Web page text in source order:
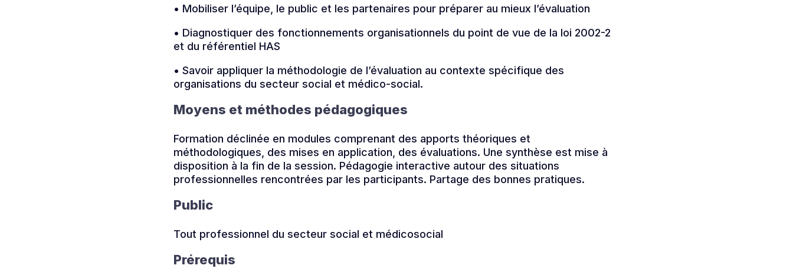
• Mobiliser l’équipe, le public et les partenaires pour préparer au mieux l’évaluation
• Diagnostiquer des fonctionnements organisationnels du point de vue de la loi 2002-2
et du référentiel HAS
• Savoir appliquer la méthodologie de l’évaluation au contexte spécifique des
organisations du secteur social et médico-social.
Moyens et méthodes pédagogiques
Formation déclinée en modules comprenant des apports théoriques et
méthodologiques, des mises en application, des évaluations. Une synthèse est mise à
disposition à la fin de la session. Pédagogie interactive autour des situations
professionnelles rencontrées par les participants. Partage des bonnes pratiques.
Public
Tout professionnel du secteur social et médicosocial
Prérequis